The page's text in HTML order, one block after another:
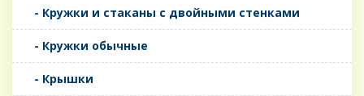
- Кружки и стаканы с двойными стенками
- Кружки обычные
- Крышки